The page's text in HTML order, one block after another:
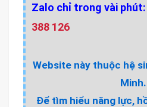
Zalo chỉ trong vài phút:
388 126
Website này thuộc hệ
Minh.
Để tìm hiểu năng lực,